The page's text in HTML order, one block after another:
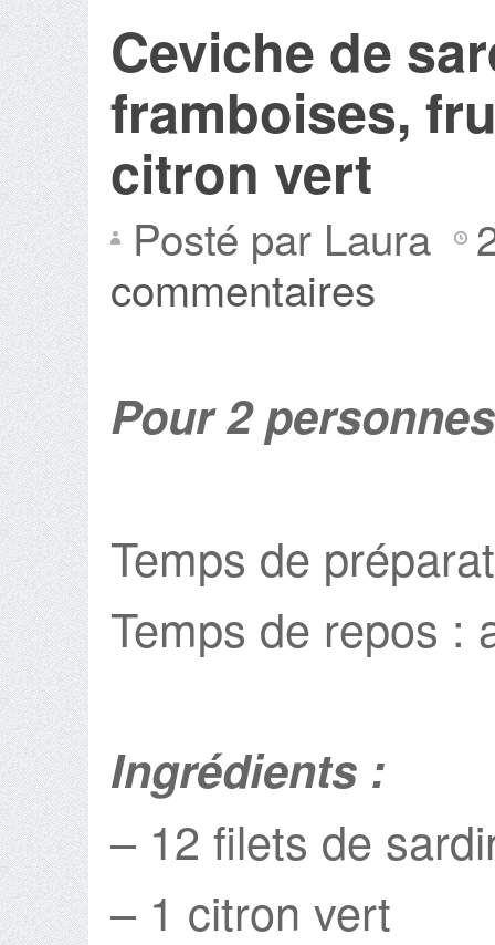
Ceviche de
framboises,
citron vert
Posté par Laura
commentaires
Pour 2
Temps de
Temps de repos :
Ingrédients :
– 12 filets de
– 1 citron vert